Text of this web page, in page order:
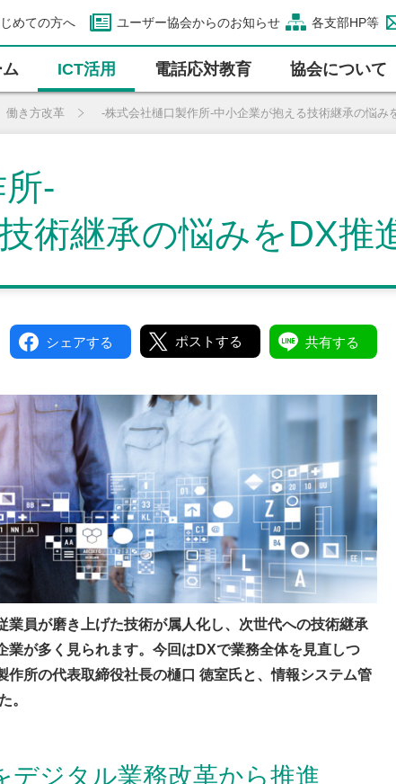
めての方へ ユーザー協会からのお知らせ 各支部HP等
ICT活⽤ 電話応対教育 協会について
働き方改革 -株式会社樋口製作所-中小企業が抱える技術継承の悩み
-
術継承の悩みをDX推
シェアする ポストする 共有する
員が磨き上げた技術が属人化し、次世代への技術継承
業が多く見られます。今回はDXで業務全体を見直しつ
所の代表取締役社長の樋口 徳室氏と、情報システム管
。
デジタル業務改革から推進